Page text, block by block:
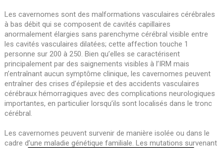
Les cavernomes sont des malformations vasculaires cérébrales
à bas débit qui se composent de cavités capillaires
anormalement élargies sans parenchyme cérébral visible entre
les cavités vasculaires dilatées; cette affection touche 1
personne sur 200 à 250. Bien qu’elles se caractérisent
principalement par des saignements visibles à l’IRM mais
n’entraînant aucun symptôme clinique, les cavernomes peuvent
entraîner des crises d’épilepsie et des accidents vasculaires
cérébraux hémorragiques avec des complications neurologiques
importantes, en particulier lorsqu’ils sont localisés dans le tronc
cérébral.
Les cavernomes peuvent survenir de manière isolée ou dans le
cadre d’une maladie génétique familiale. Les mutations survenant